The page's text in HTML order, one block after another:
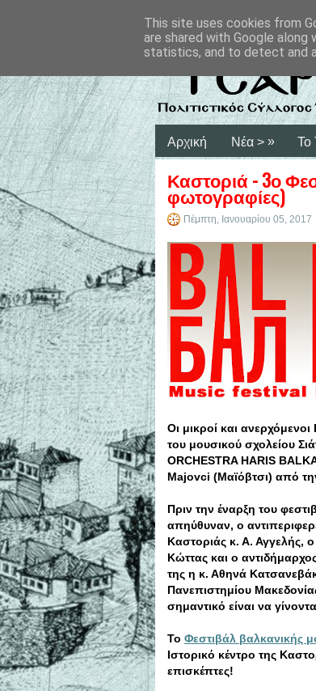
Αρχική Νέα > » Το
Καστοριά - 3ο
φωτογραφίες)
Πέμπτη, Ιανουαρίου 05, 2017
Οι μικροί και
του μουσικού σχολείου
ORCHESTRA HARIS
Majovci (Μαϊόβτσι) από
Πριν την έναρξη του
απηύθυναν, ο
Καστοριάς κ. Α. Αγγελής,
Κώττας και ο
της η κ. Αθηνά
Πανεπιστημίου
σημαντικό είναι να
Το Φεστιβάλ βαλκανικής
Ιστορικό κέντρο της
επισκέπτες!
This site uses cookies from
are shared with Google
statistics, and to detect and